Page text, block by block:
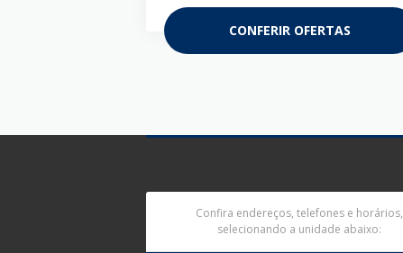
CONFERIR OFERTAS
Confira endereços, telefones e horários,
selecionando a unidade abaixo: